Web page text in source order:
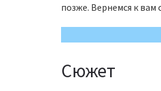
позже. Вернемся к
Сюжет